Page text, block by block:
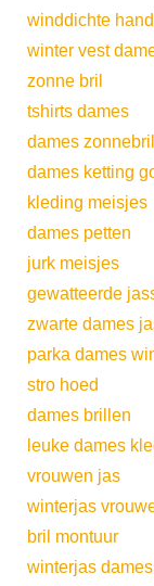
winddichte
winter vest
zonne bril
tshirts dames
dames
dames ketting
kleding meisjes
dames petten
jurk meisjes
gewatteerde
zwarte dames
parka dames
stro hoed
dames brillen
leuke dames
vrouwen jas
winterjas
bril montuur
winterjas